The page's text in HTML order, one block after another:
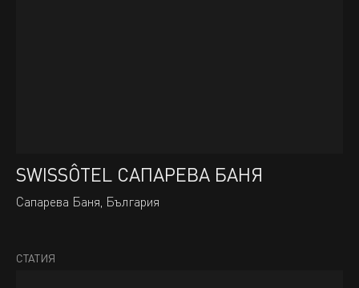
SWISSÔTEL САПАРЕВА БАНЯ
Сапарева Баня, България
СТАТИЯ